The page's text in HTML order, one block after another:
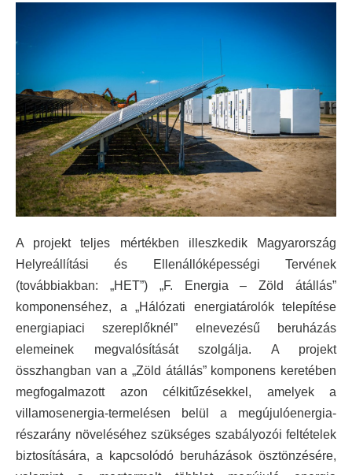
A projekt teljes mértékben illeszkedik Magyarország
Helyreállítási és Ellenállóképességi Tervének
(továbbiakban: „HET”) „F. Energia – Zöld átállás”
komponenséhez, a „Hálózati energiatárolók telepítése
energiapiaci szereplőknél” elnevezésű beruházás
elemeinek megvalósítását szolgálja. A projekt
összhangban van a „Zöld átállás” komponens keretében
megfogalmazott azon célkitűzésekkel, amelyek a
villamosenergia-termelésen belül a megújulóenergia-
részarány növeléséhez szükséges szabályozói feltételek
biztosítására, a kapcsolódó beruházások ösztönzésére,